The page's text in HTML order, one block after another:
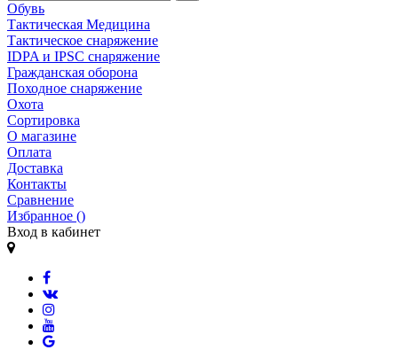
Обувь
Тактическая Медицина
Тактическое снаряжение
IDPA и IPSC снаряжение
Гражданская оборона
Походное снаряжение
Охота
Сортировка
О магазине
Оплата
Доставка
Контакты
Сравнение
Избранное ()
Вход в кабинет